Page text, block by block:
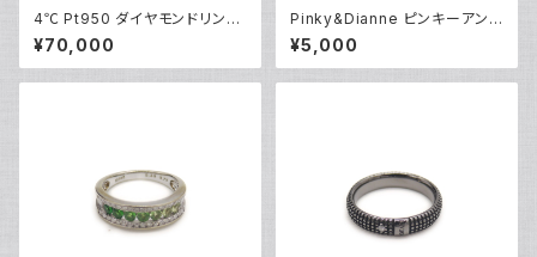
4℃ Pt950 ダイヤモンドリング
[True Love] プラチナ 指輪 8
号 Y05242
¥70,000
Pinky&Dianne ピンキーアンド
ダイアン シルバーリング 指輪 9
号 Y04624
¥5,000